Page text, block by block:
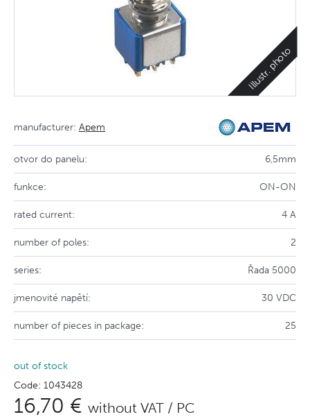
Illustr. photo
manufacturer: Apem
otvor do panelu: 6,5mm
funkce: ON-ON
rated current: 4 A
number of poles: 2
series: Řada 5000
jmenovité napětí: 30 VDC
number of pieces in package: 25
out of stock
Code: 1043428
16,70 € without VAT / PC